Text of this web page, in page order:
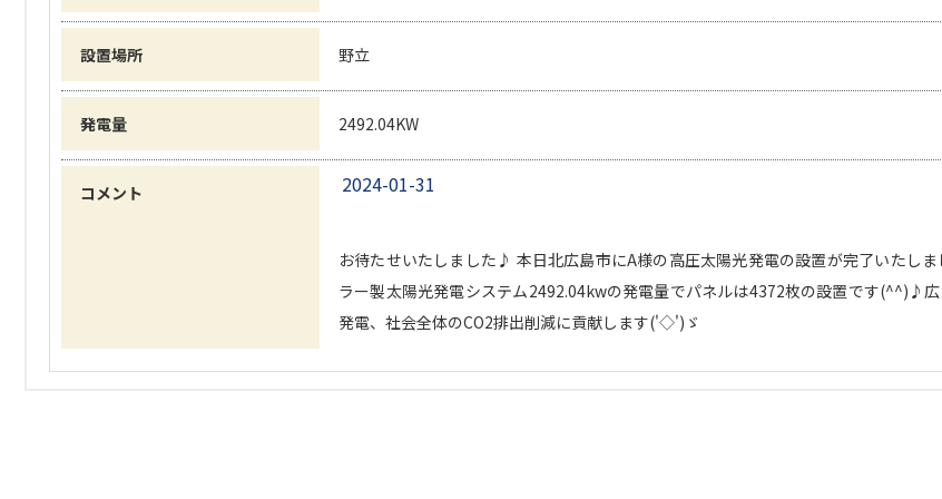
設置場所 野立
発電量 2492.04KW
コメント 2024-01-31
お待たせいたしました♪ 本日北広島市にA様の高圧太陽光発電の設置が完了いたし
ラー製太陽光発電システム2492.04kwの発電量でパネルは4372枚の設置です(^^)♪
発電、社会全体のCO2排出削減に貢献します('◇')ゞ